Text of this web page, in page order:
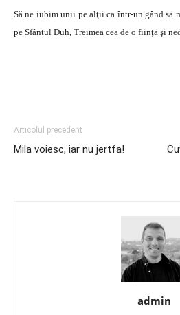
Să ne iubim unii pe alţii ca într-un gând să
pe Sfântul Duh, Treimea cea de o fiinţă şi
Articolul precedent
Mila voiesc, iar nu jertfa!
admin